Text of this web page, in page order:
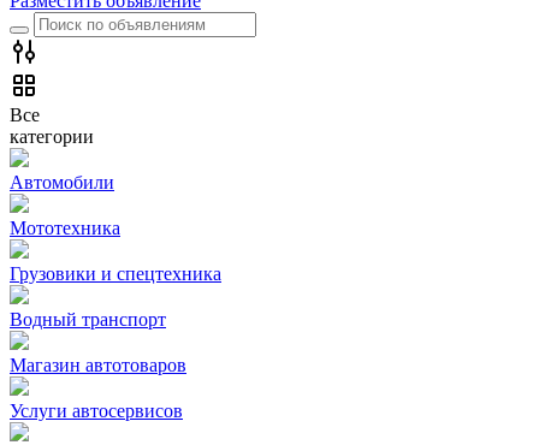
Все
категории
Автомобили
Мототехника
Грузовики и спецтехника
Водный транспорт
Магазин автотоваров
Услуги автосервисов